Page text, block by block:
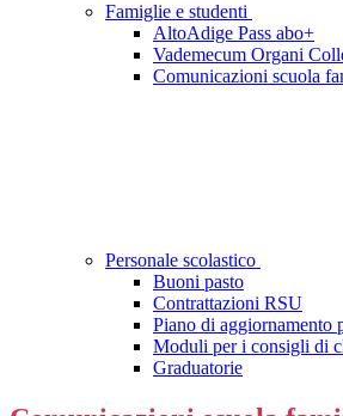
Famiglie e studenti
AltoAdige Pass abo+
Vademecum Organi
Comunicazioni scuola
Personale scolastico
Buoni pasto
Contrattazioni RSU
Piano di aggiornamento
Moduli per i consigli di
Graduatorie